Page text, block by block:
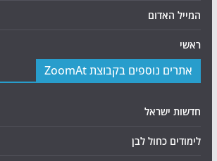
המייל האדום
ראשי
אתרים נוספים בקבוצת ZoomAt
חדשות ישראל
לימודים כחול לבן